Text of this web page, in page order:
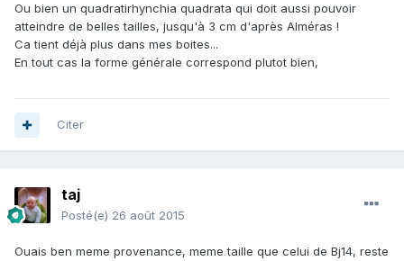
Ou bien un quadratirhynchia quadrata qui doit aussi pouvoir
atteindre de belles tailles, jusqu'à 3 cm d'après Alméras !
Ca tient déjà plus dans mes boites...
En tout cas la forme générale correspond plutot bien,
Citer
taj
Posté(e) 26 août 2015
Ouais ben meme provenance, meme taille que celui de Bj14, reste